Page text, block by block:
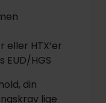
eller HTX’er
HGS
din
lige